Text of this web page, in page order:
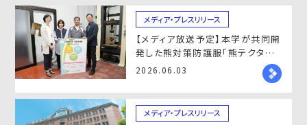
メディア・プレスリリース
【メディア放送予定】本学が共同開
発した熊対策防護服「熊テクター」
が『ワールドビジネスサテライト
2026.06.03
メディア・プレスリリース